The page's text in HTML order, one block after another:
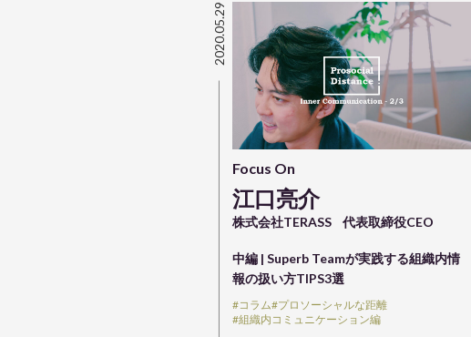
2020.05.29
Focus On
江口亮介
株式会社TERASS代表取締役CEO
中編 | Superb Teamが実践する組織内情
報の扱い方TIPS3選
#コラム#プロソーシャルな距離
#組織内コミュニケーション編